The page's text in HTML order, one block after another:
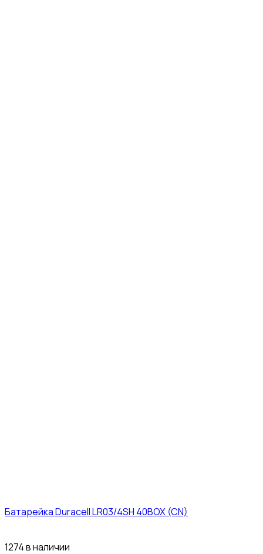
Батарейка Duracell LR03/4SH 40BOX (CN)
1274 в наличии